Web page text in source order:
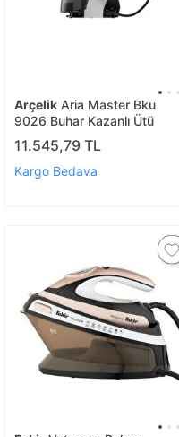
Arçelik Aria Master Bku
9026 Buhar Kazanlı Ütü
11.545,79 TL
Kargo Bedava